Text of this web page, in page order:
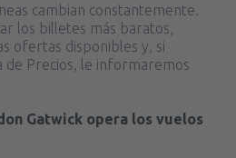
cambian constantemente.
los billetes más baratos,
ofertas disponibles y, si
de Precios, le informaremos
Gatwick opera los vuelos